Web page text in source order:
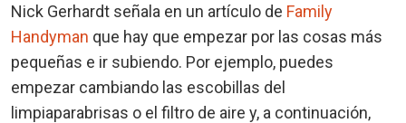
Nick Gerhardt señala en un artículo de Family
Handyman que hay que empezar por las cosas más
pequeñas e ir subiendo. Por ejemplo, puedes
empezar cambiando las escobillas del
limpiaparabrisas o el filtro de aire y, a continuación,